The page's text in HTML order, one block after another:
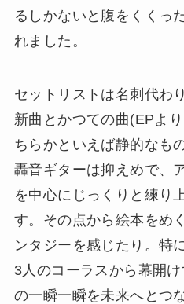
るしかないと腹をくくっ
れました。
セットリストは名刺代わ
新曲とかつての曲(EPよ
ちらかといえば静的なも
轟音ギターは抑えめで、
を中心にじっくりと練り
す。その点から絵本をめ
ンタジーを感じたり。特
3人のコーラスから幕開
の一瞬一瞬を未来へとつ